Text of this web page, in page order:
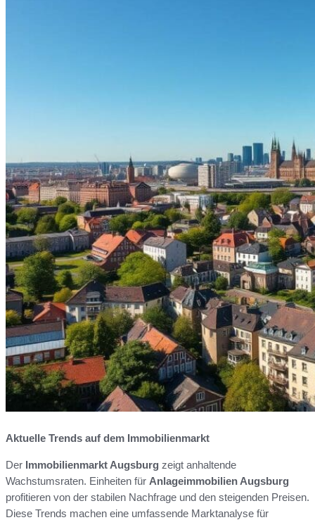
Aktuelle Trends auf dem Immobilienmarkt
Der Immobilienmarkt Augsburg zeigt anhaltende
Wachstumsraten. Einheiten für Anlageimmobilien Augsburg
profitieren von der stabilen Nachfrage und den steigenden Preisen.
Diese Trends machen eine umfassende Marktanalyse für